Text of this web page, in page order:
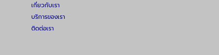
เกี่ยวกับเรา
บริการของเรา
ติดต่อเรา